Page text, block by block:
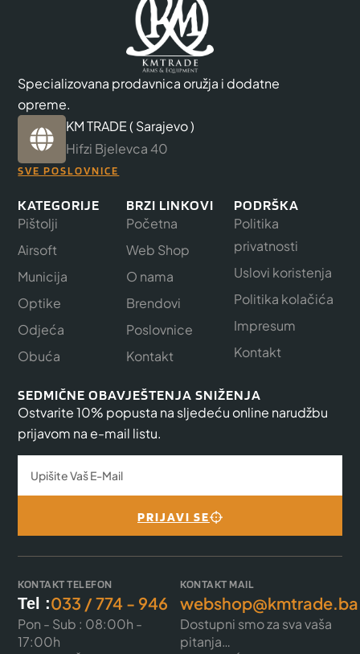
Specializovana prodavnica oružja i dodatne
opreme.
KM TRADE ( Sarajevo )
Hifzi Bjelevca 40
SVE POSLOVNICE
KATEGORIJE
Pištolji
Airsoft
Municija
Optike
Odjeća
Obuća
BRZI LINKOVI
Početna
Web Shop
O nama
Brendovi
Poslovnice
Kontakt
PODRŠKA
Politika
privatnosti
Uslovi koristenja
Politika kolačića
Impresum
Kontakt
SEDMIČNE OBAVJEŠTENJA SNIŽENJA
Ostvarite 10% popusta na sljedeću online narudžbu
prijavom na e-mail listu.
PRIJAVI SE
KONTAKT TELEFON
Tel :033 / 774 - 946
Pon - Sub : 08:00h -
17:00h
KONTAKT MAIL
webshop@kmtrade.ba
Dostupni smo za sva vaša
pitanja…